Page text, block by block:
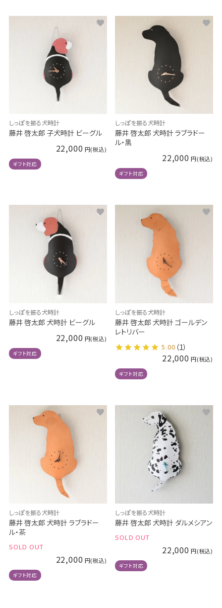
しっぽを振る犬時計
藤井 啓太郎 子犬時計 ビーグル
22,000
ギフト対応
しっぽを振る犬時計
藤井 啓太郎 犬時計 ラブラドー
ル・黒
22,000
ギフト対応
しっぽを振る犬時計
藤井 啓太郎 犬時計 ビーグル
22,000
ギフト対応
しっぽを振る犬時計
藤井 啓太郎 犬時計 ゴールデン
レトリバー
5.00 （1）
22,000
ギフト対応
しっぽを振る犬時計
藤井 啓太郎 犬時計 ラブラドー
ル・茶
SOLD OUT
22,000
ギフト対応
しっぽを振る犬時計
藤井 啓太郎 犬時計 ダルメシアン
SOLD OUT
22,000
ギフト対応